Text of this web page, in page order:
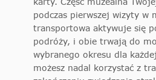
podczas pierwszej wizyty w
transportowa aktywuje się
podróży, i obie trwają do
wybranego okresu dla
możesz nadal korzystać z